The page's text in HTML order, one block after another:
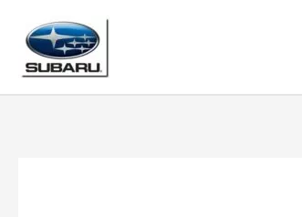
содержимому